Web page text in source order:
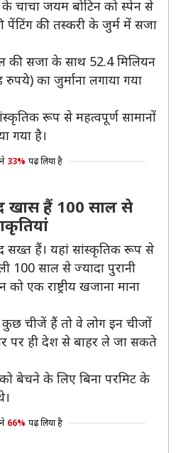
के चाचा जयम बोटिन को स्पेन से
पेंटिंग की तस्करी के जुर्म में सजा
की सजा के साथ 52.4 मिलियन
का जुर्माना लगाया गया
रूप से महत्वपूर्ण सामानों
गया है।
33% पढ़ लिया है
खास हैं 100 साल से
हैं। यहां सांस्कृतिक रूप से
100 साल से ज्यादा पुरानी
एक राष्ट्रीय खजाना माना
चीजें हैं तो वे लोग इन चीजों
पर ही देश से बाहर ले जा सकते
बेचने के लिए बिना परमिट के
66% पढ़ लिया है